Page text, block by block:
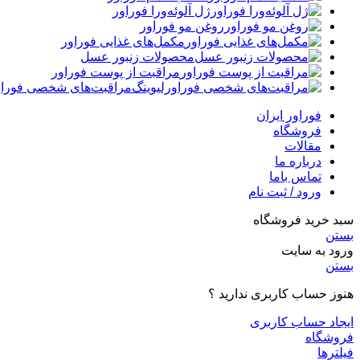
ژل آلوئه‌ورا فوراور
روغن مو فوراور
مکمل‌های غذایی فوراور
محصولات زنبور عسل
مراقبت از پوست فوراور
مراقبت‌های شخصی
فوراور ایران
فروشگاه
مقالات
درباره ما
تماس باما
ورود / ثبت نام
سبد خرید فروشگاه
بستن
ورود به سایت
بستن
هنوز حساب کاربری ندارید ؟
ایجاد حساب کاربری
فروشگاه
فیلترها